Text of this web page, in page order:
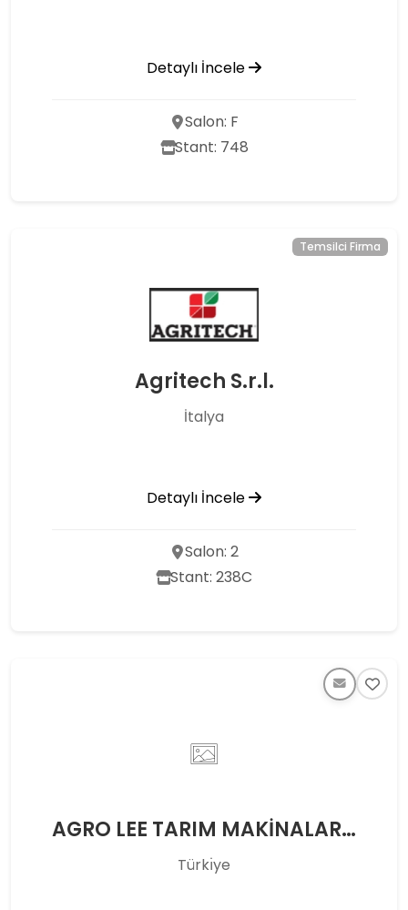
Detaylı İncele
Salon: F
Stant: 748
Temsilci Firma
Agritech S.r.l.
İtalya
Detaylı İncele
Salon: 2
Stant: 238C
AGRO LEE TARIM MAKİNALARI PAZARLAMA DIŞ TİCARET A.Ş.
Türkı̇ye